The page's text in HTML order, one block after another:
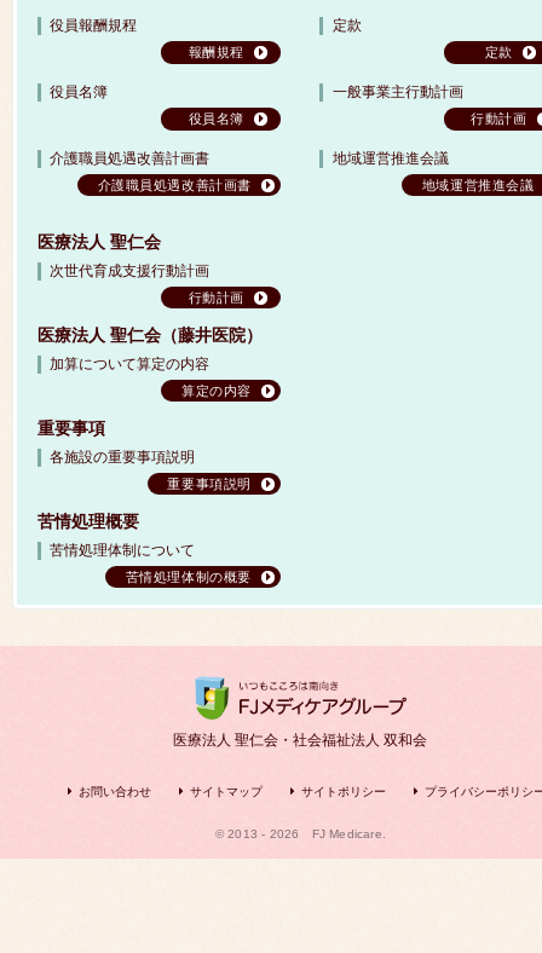
役員報酬規程
報酬規程
定款
定款
役員名簿
役員名簿
一般事業主行動計画
行動計画
介護職員処遇改善計画書
介護職員処遇改善計画書
地域運営推進会議
地域運営推進会議
医療法人 聖仁会
次世代育成支援行動計画
行動計画
医療法人 聖仁会（藤井医院）
加算について算定の内容
算定の内容
重要事項
各施設の重要事項説明
重要事項説明
苦情処理概要
苦情処理体制について
苦情処理体制の概要
医療法人 聖仁会・社会福祉法人 双和会
お問い合わせ サイトマップ サイトポリシー プライバシーポリシ
© 2013 - 2026 FJ Medicare.